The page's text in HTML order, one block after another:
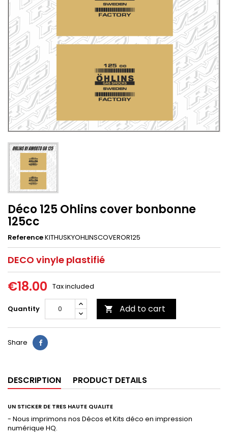
Déco 125 Ohlins cover bonbonne
125cc
ReferenceKITHUSKYOHLINSCOVEROR125
DECO vinyle plastifié
€18.00 Tax included
Quantity  Add to cart
Share
DESCRIPTION PRODUCT DETAILS
UN STICKER DE TRES HAUTE QUALITE
- Nous imprimons nos Décos et Kits déco en impression
numérique HQ.